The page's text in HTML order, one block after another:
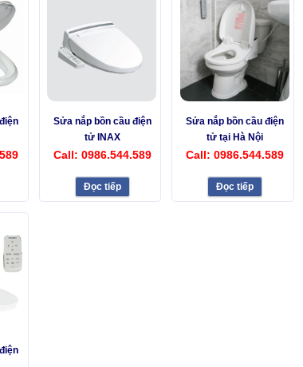
Sửa nắp bồn cầu điện
tử INAX
Call: 0986.544.589
Đọc tiếp
Sửa nắp bồn cầu điện
tử tại Hà Nội
Call: 0986.544.589
Đọc tiếp